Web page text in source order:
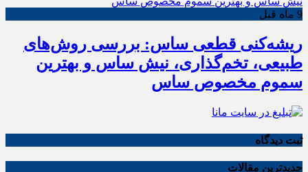
9 ماه قبل
ریشه‌کنی قطعی ساس: بررسی روش‌های
طبیعی، تخم‌گذاری، نیش ساس و بهترین
سموم مخصوص ساس
ثبت دیدگاه
جدیدترین مقالات